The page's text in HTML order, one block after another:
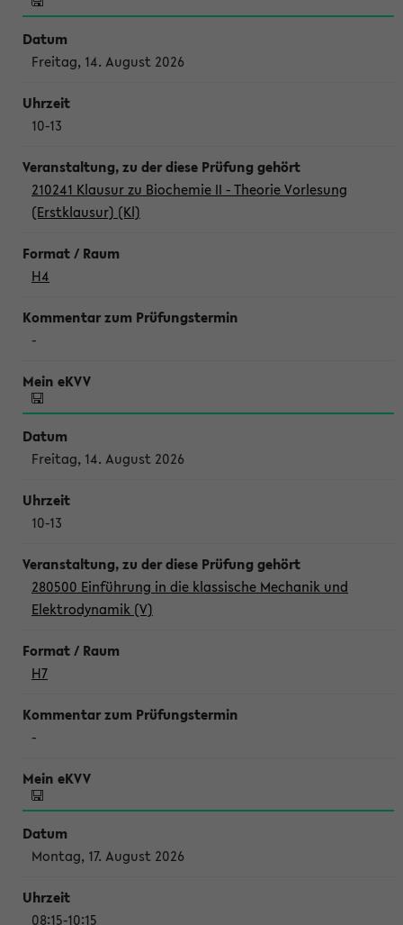
Freitag, 14. August 2026
10-13
210241 Klausur zu Biochemie II - Theorie Vorlesung
(Erstklausur) (Kl)
H4
-
Freitag, 14. August 2026
10-13
280500 Einführung in die klassische Mechanik und
Elektrodynamik (V)
H7
-
Montag, 17. August 2026
08:15-10:15